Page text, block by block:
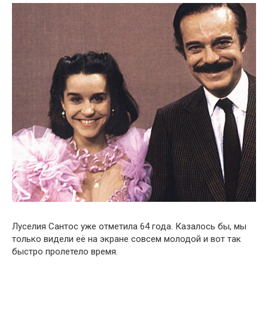
Луселия Сантос уже отметила 64 года. Казалось бы, мы
только видели её на экране совсем молодой и вот так
быстро пролетело время.